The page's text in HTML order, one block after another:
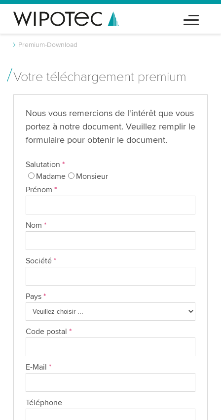
Premium-Download
Votre téléchargement premium
Nous vous remercions de l'intérêt que vous
portez à notre document. Veuillez remplir le
formulaire pour obtenir le document.
Salutation *
Madame
Monsieur
Prénom *
Nom *
Société *
Pays *
Code postal *
E-Mail *
Téléphone